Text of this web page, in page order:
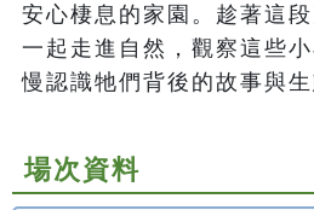
安心棲息的家園。趁著這
一起走進自然，觀察這些
慢認識牠們背後的故事與生
場次資料